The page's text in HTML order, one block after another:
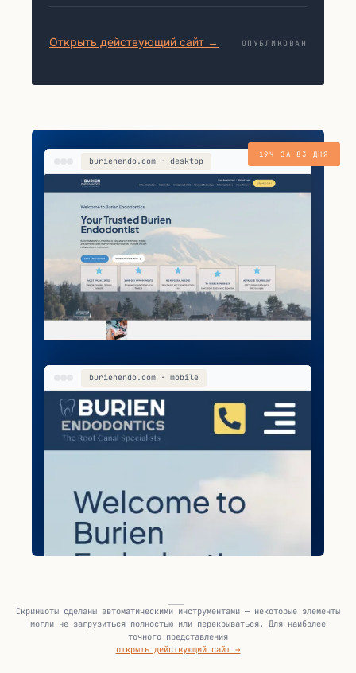
Открыть действующий сайт → ОПУБЛИКОВАН
19Ч ЗА 83 ДНЯ
burienendo.com · desktop
burienendo.com · mobile
Скриншоты сделаны автоматическими инструментами — некоторые элементы
могли не загрузиться полностью или перекрываться. Для наиболее
точного представления
открыть действующий сайт →